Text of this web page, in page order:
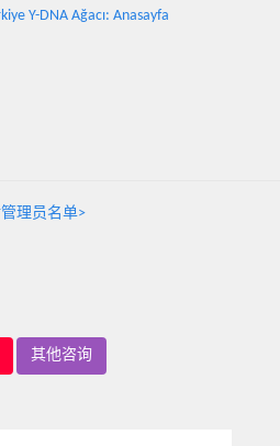
Y-DNA Ağacı: Anasayfa
理员名单>
其他咨询